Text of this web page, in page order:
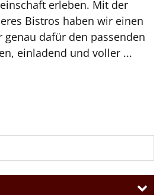
erleben. Mit der
Bistros haben wir einen
genau dafür den passenden
einladend und voller ...